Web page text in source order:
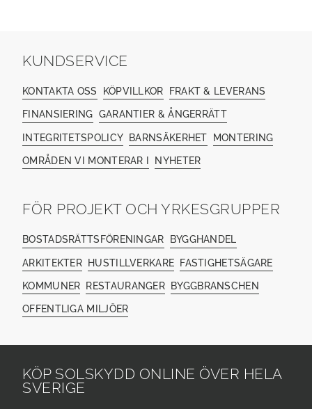
KUNDSERVICE
KONTAKTA OSS KÖPVILLKOR FRAKT & LEVERANS
FINANSIERING GARANTIER & ÅNGERRÄTT
INTEGRITETSPOLICY BARNSÄKERHET MONTERING
OMRÅDEN VI MONTERAR I NYHETER
FÖR PROJEKT OCH YRKESGRUPPER
BOSTADSRÄTTSFÖRENINGAR BYGGHANDEL
ARKITEKTER HUSTILLVERKARE FASTIGHETSÄGARE
KOMMUNER RESTAURANGER BYGGBRANSCHEN
OFFENTLIGA MILJÖER
KÖP SOLSKYDD ONLINE ÖVER HELA
SVERIGE